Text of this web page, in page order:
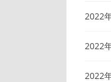
2022
2022
2022